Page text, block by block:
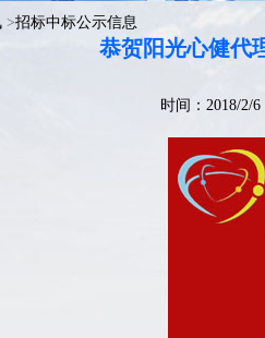
>招标中标公示信息
恭贺阳光心健代
时间：2018/2/